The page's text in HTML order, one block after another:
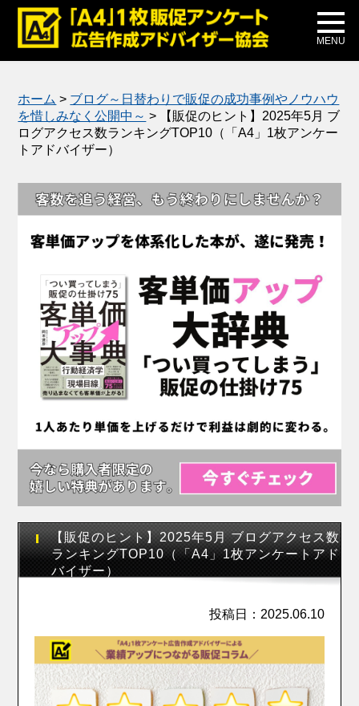
MENU
メディア掲載
公式ブログ
ホーム > ブログ～日替わりで販促の成功事例やノウハウ
を惜しみなく公開中～ >
【販促のヒント】2025年5月 ブ
ログアクセス数ランキングTOP10（「A4」1枚アンケー
トアドバイザー）
【販促のヒント】2025年5月 ブログアクセス数
ランキングTOP10（「A4」1枚アンケートアド
バイザー）
投稿日：2025.06.10